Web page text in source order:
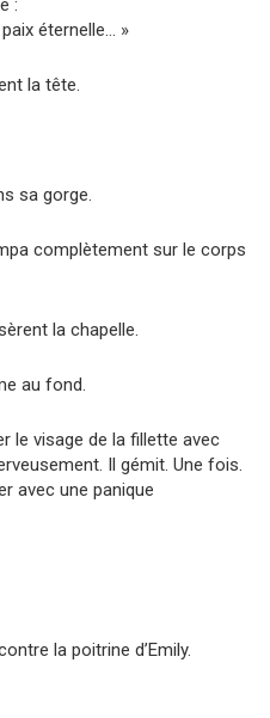
:
éternelle… »
la tête.
sa gorge.
complètement sur le corps
la chapelle.
au fond.
le visage de la fillette avec
Il gémit. Une fois.
avec une panique
la poitrine d’Emily.